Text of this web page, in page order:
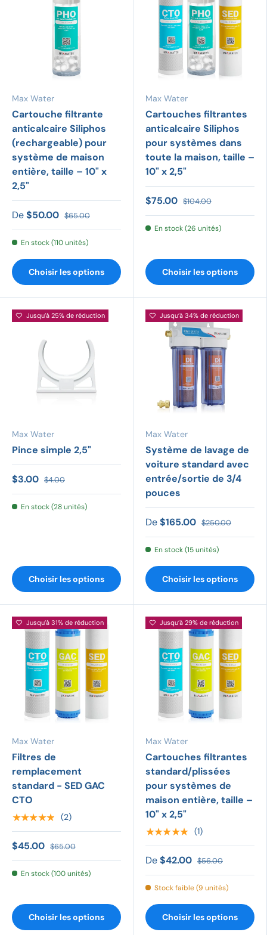
Max Water
Cartouche filtrante
anticalcaire Siliphos
(rechargeable) pour
système de maison
entière, taille – 10" x
2,5"
De$50.00 $65.00
En stock (110 unités)
Choisir les options
Max Water
Cartouches filtrantes
anticalcaire Siliphos
pour systèmes dans
toute la maison, taille –
10" x 2,5"
$75.00 $104.00
En stock (26 unités)
Choisir les options
Jusqu’à 25% de réduction
Max Water
Pince simple 2,5"
$3.00 $4.00
En stock (28 unités)
Choisir les options
Jusqu’à 34% de réduction
Max Water
Système de lavage de
voiture standard avec
entrée/sortie de 3/4
pouces
De$165.00 $250.00
En stock (15 unités)
Choisir les options
Jusqu’à 31% de réduction
Max Water
Filtres de
remplacement
standard - SED GAC
CTO
★★★★★ (2)
$45.00 $65.00
En stock (100 unités)
Choisir les options
Jusqu’à 29% de réduction
Max Water
Cartouches filtrantes
standard/plissées
pour systèmes de
maison entière, taille –
10" x 2,5"
★★★★★ (1)
De$42.00 $56.00
Stock faible (9 unités)
Choisir les options